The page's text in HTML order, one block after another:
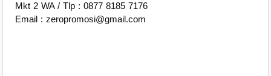
Mkt 2 WA / Tlp : 0877 8185 7176
Email : zeropromosi@gmail.com